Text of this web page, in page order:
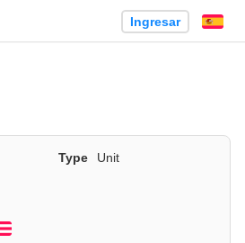
Ingresar
Type
Unit
English